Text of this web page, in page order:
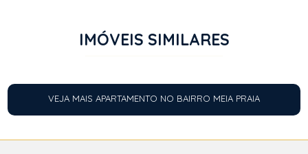
IMÓVEIS SIMILARES
VEJA MAIS APARTAMENTO NO BAIRRO MEIA PRAIA